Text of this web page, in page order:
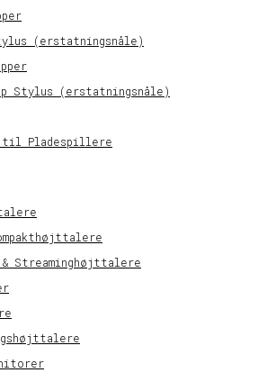
(erstatningsnåle)
Stylus (erstatningsnåle)
til Pladespillere
Streaminghøjttalere